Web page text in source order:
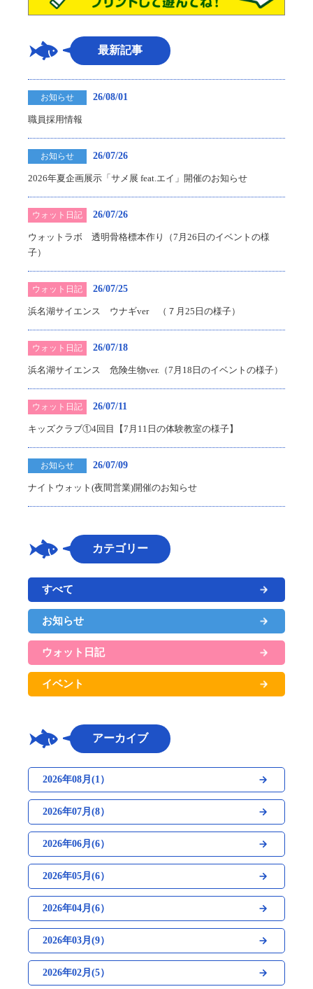
最新記事
お知らせ 26/08/01
職員採用情報
お知らせ 26/07/26
2026年夏企画展示「サメ展 feat.エイ」開催のお知らせ
ウォット日記 26/07/26
ウォットラボ 透明骨格標本作り（7月26日のイベントの様
子）
ウォット日記 26/07/25
浜名湖サイエンス ウナギver （７月25日の様子）
ウォット日記 26/07/18
浜名湖サイエンス 危険生物ver.（7月18日のイベントの様子）
ウォット日記 26/07/11
キッズクラブ①4回目【7月11日の体験教室の様子】
お知らせ 26/07/09
ナイトウォット(夜間営業)開催のお知らせ
カテゴリー
すべて
お知らせ
ウォット日記
イベント
アーカイブ
2026年08月(1）
2026年07月(8）
2026年06月(6）
2026年05月(6）
2026年04月(6）
2026年03月(9）
2026年02月(5）